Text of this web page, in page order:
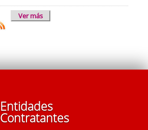
Ver más
Entidades
Contratantes